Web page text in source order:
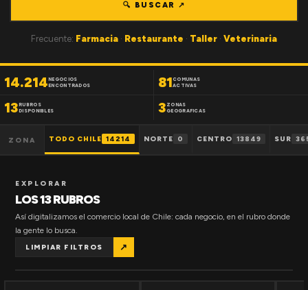
🔍 BUSCAR ↗
Frecuente: Farmacia · Restaurante · Taller · Veterinaria
14.214NEGOCIOS
ENCONTRADOS
81 COMUNAS
ACTIVAS
13RUBROS
DISPONIBLES
3 ZONAS
GEOGRAFICAS
ZONA TODO CHILE 14214 NORTE 0 CENTRO 13849 SUR
EXPLORAR
LOS 13 RUBROS
Así digitalizamos el comercio local de Chile: cada negocio, en el rubro donde
la gente lo busca.
LIMPIAR FILTROS ↗